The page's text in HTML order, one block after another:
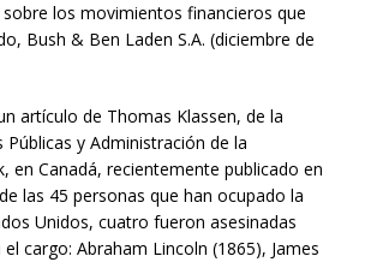
los movimientos financieros que
Bush & Ben Laden S.A. (diciembre de
artículo de Thomas Klassen, de la
Públicas y Administración de la
en Canadá, recientemente publicado en
las 45 personas que han ocupado la
Unidos, cuatro fueron asesinadas
cargo: Abraham Lincoln (1865), James